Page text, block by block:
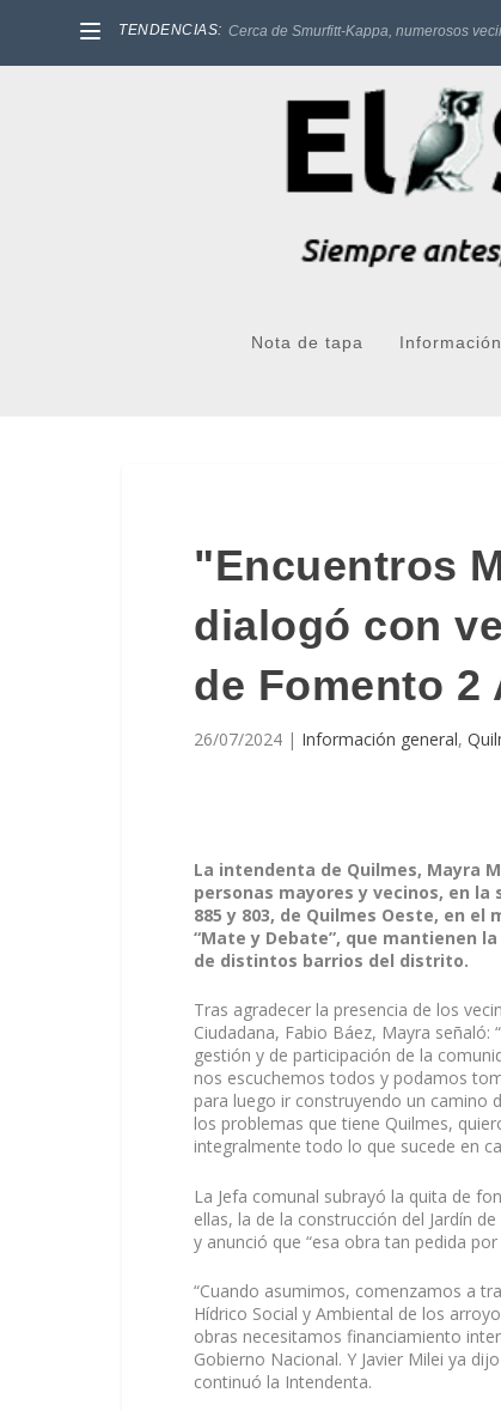
TENDENCIAS: Cerca de Smurfitt-Kappa, numerosos
Nota de tapa
"Encuentros
dialogó con
de Fomento 2
26/07/2024 | Información general,
La intendenta de Quilmes, Mayra
personas mayores y vecinos, en
885 y 803, de Quilmes Oeste, en
“Mate y Debate”, que mantienen
de distintos barrios del distrito.
Tras agradecer la presencia de los
Ciudadana, Fabio Báez, Mayra
gestión y de participación de la
nos escuchemos todos y podamos
para luego ir construyendo un camino
los problemas que tiene Quilmes,
integralmente todo lo que sucede en
La Jefa comunal subrayó la quita de
ellas, la de la construcción del Jardín
y anunció que “esa obra tan pedida
“Cuando asumimos, comenzamos a
Hídrico Social y Ambiental de los
obras necesitamos financiamiento
Gobierno Nacional. Y Javier Milei ya
continuó la Intendenta.